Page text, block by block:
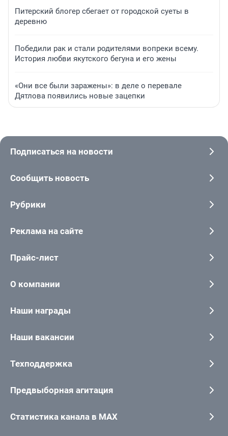
Питерский блогер сбегает от городской суеты в
деревню
Победили рак и стали родителями вопреки всему.
История любви якутского бегуна и его жены
«Они все были заражены»: в деле о перевале
Дятлова появились новые зацепки
Подписаться на новости
Сообщить новость
Рубрики
Реклама на сайте
Прайс-лист
О компании
Наши награды
Наши вакансии
Техподдержка
Предвыборная агитация
Статистика канала в MAX